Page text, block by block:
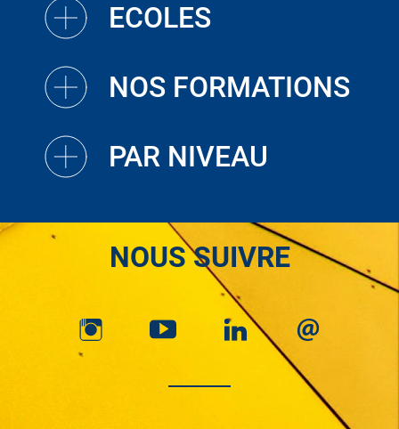
ECOLES
NOS FORMATIONS
PAR NIVEAU
NOUS SUIVRE